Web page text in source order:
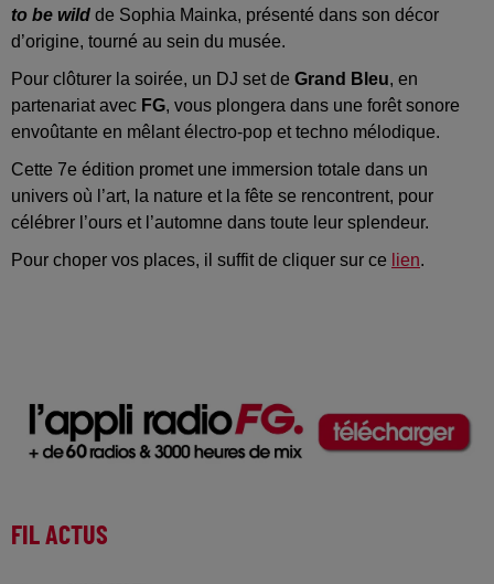
to be wild de Sophia Mainka, présenté dans son décor
d’origine, tourné au sein du musée.
Pour clôturer la soirée, un DJ set de Grand Bleu, en
partenariat avec FG, vous plongera dans une forêt sonore
envoûtante en mêlant électro-pop et techno mélodique.
Cette 7e édition promet une immersion totale dans un
univers où l’art, la nature et la fête se rencontrent, pour
célébrer l’ours et l’automne dans toute leur splendeur.
Pour choper vos places, il suffit de cliquer sur ce lien.
FIL ACTUS